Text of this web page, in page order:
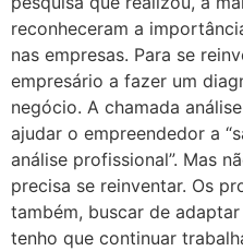
reconheceram a
nas empresas. Para se
empresário a fazer um
negócio. A chamada
ajudar o empreendedor a
análise profissional”. Mas
precisa se reinventar. Os
também, buscar de
tenho que continuar